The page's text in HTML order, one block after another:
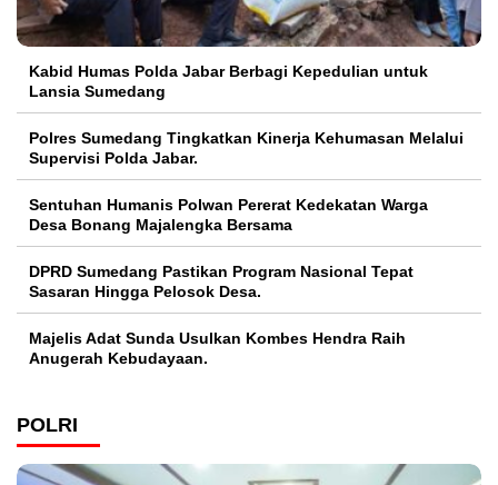
Kabid Humas Polda Jabar Berbagi Kepedulian untuk
Lansia Sumedang
Polres Sumedang Tingkatkan Kinerja Kehumasan Melalui
Supervisi Polda Jabar.
Sentuhan Humanis Polwan Pererat Kedekatan Warga
Desa Bonang Majalengka Bersama
DPRD Sumedang Pastikan Program Nasional Tepat
Sasaran Hingga Pelosok Desa.
Majelis Adat Sunda Usulkan Kombes Hendra Raih
Anugerah Kebudayaan.
POLRI